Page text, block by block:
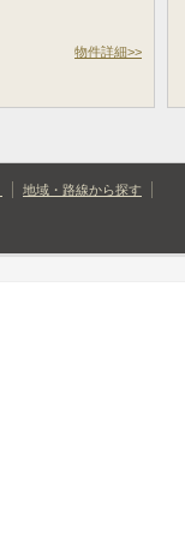
物件詳細>>
地域・路線から探す